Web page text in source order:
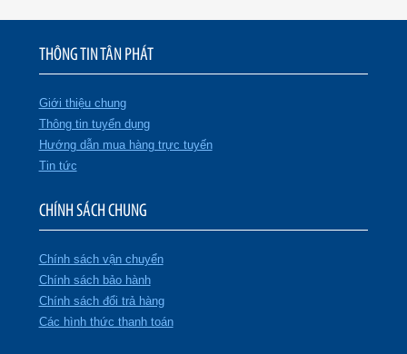
THÔNG TIN TÂN PHÁT
Giới thiệu chung
Thông tin tuyển dụng
Hướng dẫn mua hàng trực tuyến
Tin tức
CHÍNH SÁCH CHUNG
Chính sách vận chuyển
Chính sách bảo hành
Chính sách đổi trả hàng
Các hình thức thanh toán